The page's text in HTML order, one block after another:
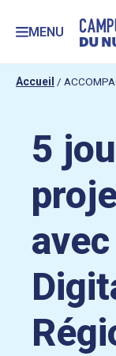
MENU
Accueil /
5